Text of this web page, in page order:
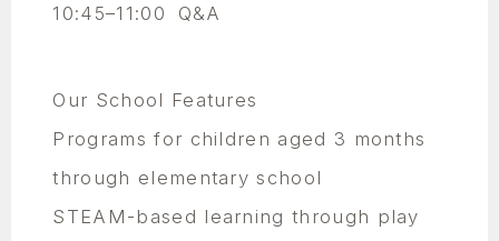
10:45–11:00 Q&A
Our School Features
Programs for children aged 3 months
through elementary school
STEAM-based learning through play